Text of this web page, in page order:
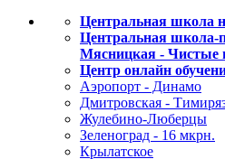
Центральная школа
Центральная школа-
Мясницкая - Чистые
Центр онлайн
Аэропорт - Динамо
Дмитровская -
Жулебино-Люберцы
Зеленоград - 16 мкрн.
Крылатское